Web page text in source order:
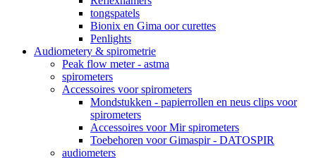
tongspatels
Bionix en Gima oor curettes
Penlights
Audiometery & spirometrie
Peak flow meter - astma
spirometers
Accessoires voor spirometers
Mondstukken - papierrollen en neus clips voor
spirometers
Accessoires voor Mir spirometers
Toebehoren voor Gimaspir - DATOSPIR
audiometers